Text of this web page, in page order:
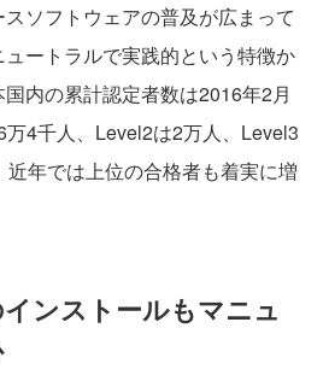
ソフトウェアの普及が広まって
ートラルで実践的という特徴か
内の累計認定者数は2016年2月
4千人、Level2は2万人、Level3
年では上位の合格者も着実に増
ンストールもマニュ